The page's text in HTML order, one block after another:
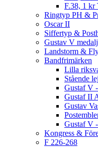
F.38, 1 kr
Ringtyp PH &
Oscar II
Siffertyp &
Gustav V
Landstorm &
Bandfrimärken
Lilla
Stående
Gustaf V
Gustaf II
Gustav
Gustaf V
Kongress &
F 226-268